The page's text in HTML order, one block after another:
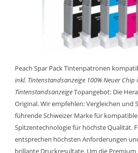
Peach Spar Pack Tintenpatronen
inkl. Tintenstandsanzeige 100% Neuer Chip
TintenstandsanzeigeTopangebot: Die
Original. Wir empfehlen: Vergleichen und
führende Schweizer Marke für
Spitzentechnologie für höchste Qualität.
entsprechen höchsten Anforderungen
brillante Druckresultate. Um die